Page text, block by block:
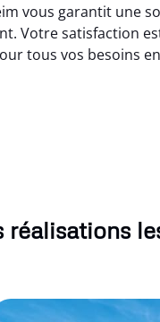
vous garantit une
Votre satisfaction
tous vos besoins
réalisations